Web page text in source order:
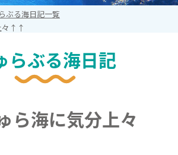
ぶる海日記一覧
々↑↑
らぶる海日記
ら海に気分上々